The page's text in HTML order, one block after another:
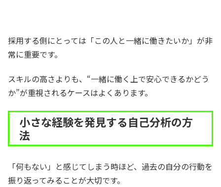
採用する側にとっては「この人と一緒に働きたいか」が非
常に重要です。
スキルの高さよりも、“一緒に働く上で安心できるかどう
か”が重視されるケースはよくあります。
小さな経験を発見する自己分析の方
法
「何もない」と感じてしまう時ほど、過去の自分の行動を
振り返ってみることが大切です。